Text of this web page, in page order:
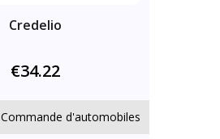
Credelio
€34.22
Commande d'automobiles